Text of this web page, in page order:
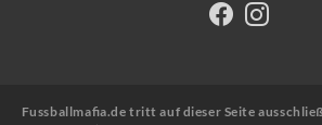
Fussballmafia.de tritt auf dieser Seite